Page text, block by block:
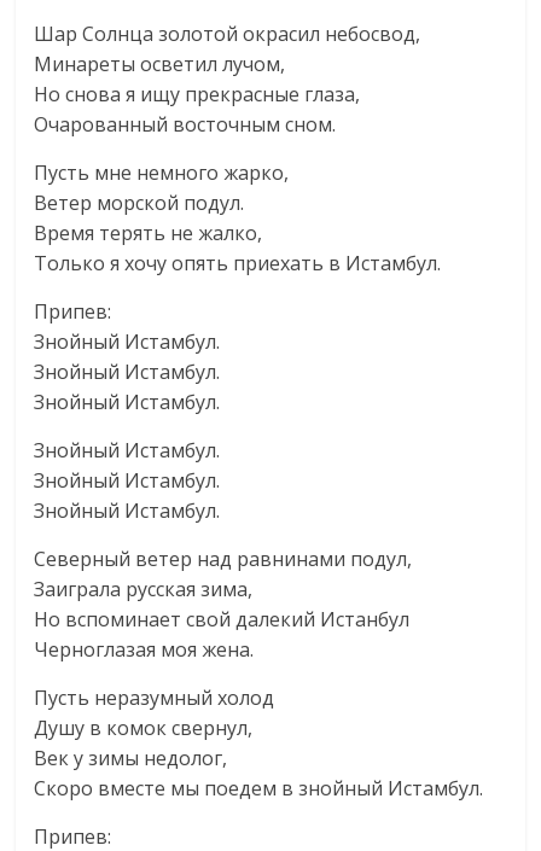
Шар Солнца золотой окрасил небосвод,
Минареты осветил лучом,
Но снова я ищу прекрасные глаза,
Очарованный восточным сном.
Пусть мне немного жарко,
Ветер морской подул.
Время терять не жалко,
Только я хочу опять приехать в Истамбул.
Припев:
Знойный Истамбул.
Знойный Истамбул.
Знойный Истамбул.
Знойный Истамбул.
Знойный Истамбул.
Знойный Истамбул.
Северный ветер над равнинами подул,
Заиграла русская зима,
Но вспоминает свой далекий Истанбул
Черноглазая моя жена.
Пусть неразумный холод
Душу в комок свернул,
Век у зимы недолог,
Скоро вместе мы поедем в знойный Истамбул.
Припев: